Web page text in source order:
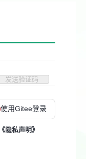
发送验证码
使用Gitee登录
《隐私声明》